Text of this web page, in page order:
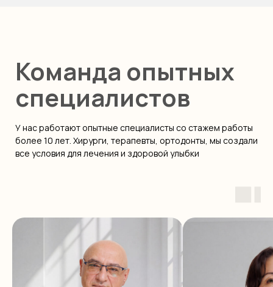
Пн-Вс с 9:00 до 21:00
Петровский б-р, 25
взрослая стоматология
и медицинский центр
Сафия Энфилд
Отзывы
Портфолио
Главная Услуги
Ортопедия
Имплантация
Хирургия
Терапия
Врачи
safiaclinic@mail.ru
+7 (977)089-57-13